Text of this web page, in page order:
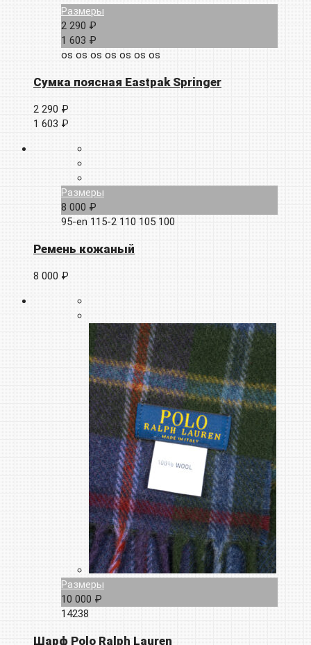
Размеры
2 290 ₽
1 603 ₽
os os os os os os os
Сумка поясная Eastpak Springer
2 290 ₽
1 603 ₽
Размеры
8 000 ₽
95-en 115-2 110 105100
Ремень кожаный
8 000 ₽
Размеры
10 000 ₽
14238
Шарф Polo Ralph Lauren